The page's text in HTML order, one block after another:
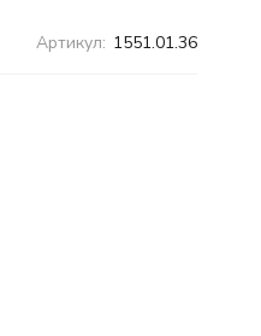
Артикул: 1551.01.36